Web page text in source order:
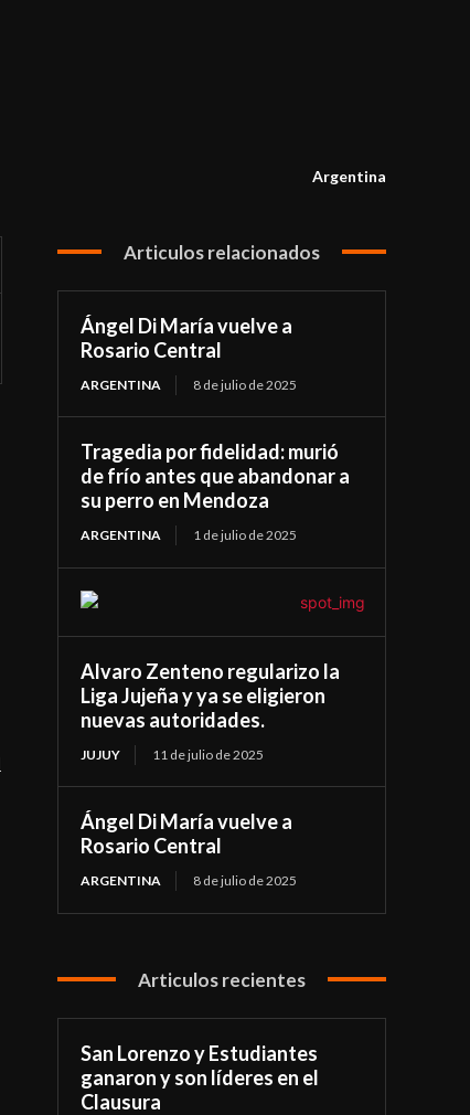
Argentina
Articulos relacionados
Ángel Di María vuelve a
Rosario Central
ARGENTINA 8 de julio de 2025
Tragedia por fidelidad: murió
de frío antes que abandonar a
su perro en Mendoza
ARGENTINA 1 de julio de 2025
Alvaro Zenteno regularizo la
Liga Jujeña y ya se eligieron
nuevas autoridades.
JUJUY 11 de julio de 2025
Ángel Di María vuelve a
Rosario Central
ARGENTINA 8 de julio de 2025
Articulos recientes
San Lorenzo y Estudiantes
ganaron y son líderes en el
Clausura